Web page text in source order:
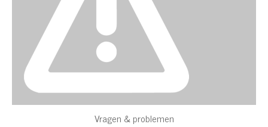
Vragen & problemen